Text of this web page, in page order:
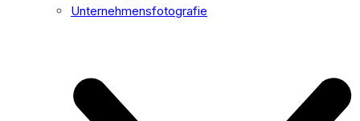
Unternehmensfotografie